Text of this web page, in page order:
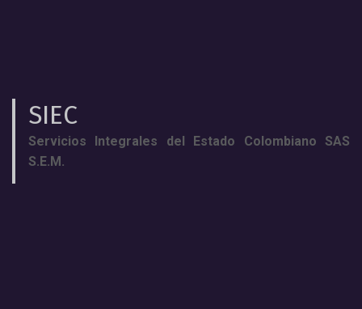
SIEC
Servicios Integrales del Estado Colombiano SAS
S.E.M.